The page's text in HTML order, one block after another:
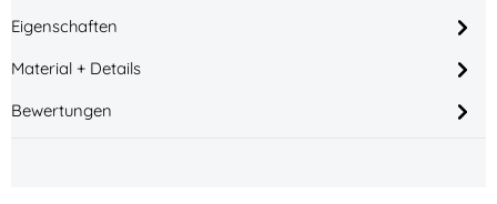
Eigenschaften
Material + Details
Bewertungen